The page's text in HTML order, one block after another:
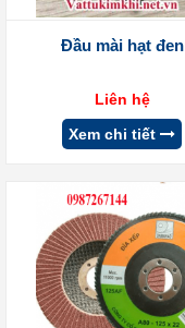
Đầu mài hạt đen
Liên hệ
Xem chi tiết